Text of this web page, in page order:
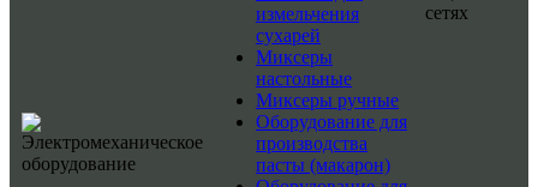
измельчения
сухарей
Миксеры
настольные
Миксеры ручные
Оборудование для
производства
пасты (макарон)
сетях